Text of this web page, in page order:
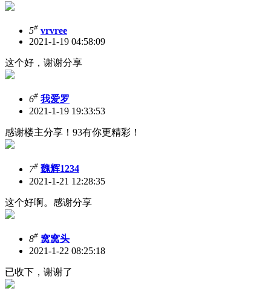
5# vrvree
2021-1-19 04:58:09
这个好，谢谢分享
6# 我爱罗
2021-1-19 19:33:53
感谢楼主分享！93有你更精彩！
7# 魏辉1234
2021-1-21 12:28:35
这个好啊。感谢分享
8# 窝窝头
2021-1-22 08:25:18
已收下，谢谢了